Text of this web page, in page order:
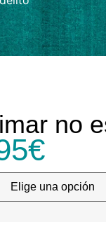
no
€